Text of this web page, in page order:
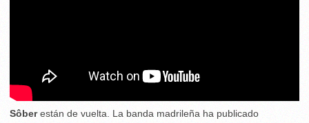
Sôberestán de vuelta. La banda madrileña ha publicado